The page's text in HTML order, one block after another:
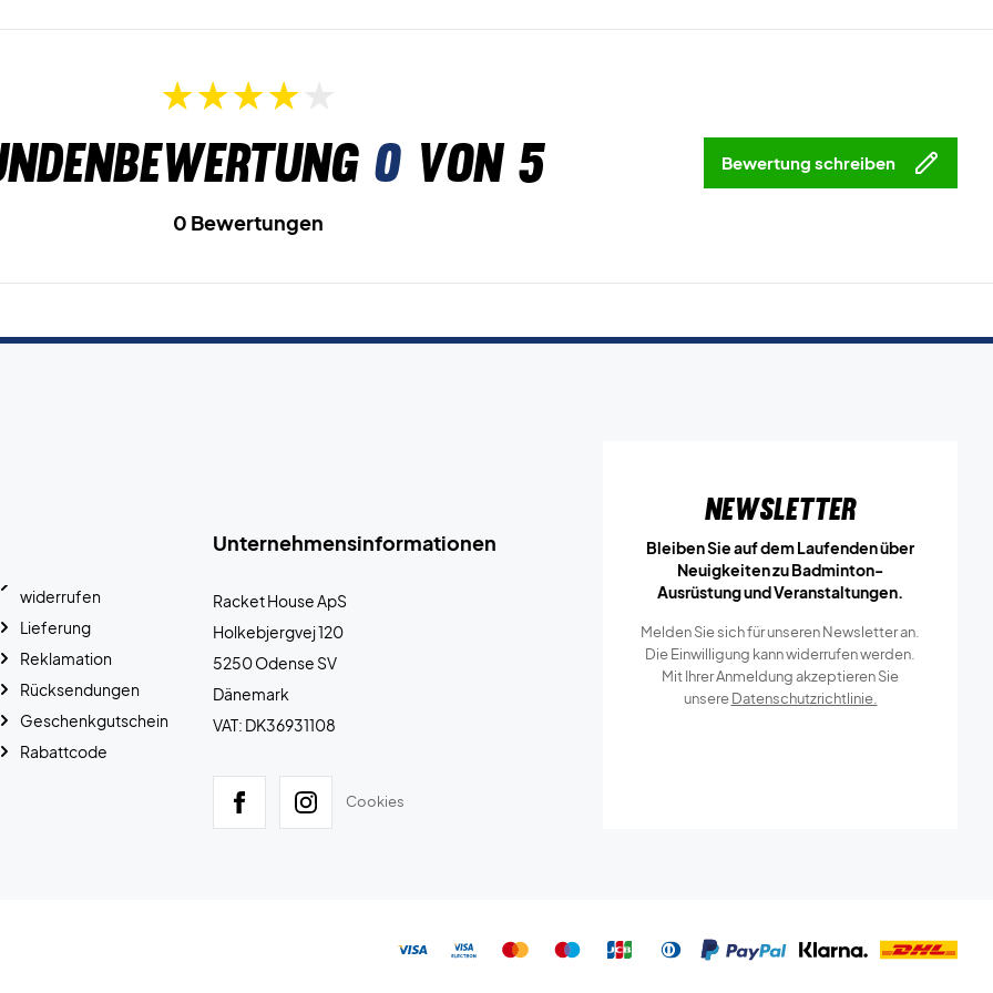
0von 5 Bewertung schreiben
0 Bewertungen
Unternehmensinformationen
Racket House ApS
Holkebjergvej 120
5250 Odense SV
Dänemark
VAT: DK36931108
Cookies
widerrufen
Lieferung
Reklamation
Rücksendungen
Geschenkgutschein
Rabattcode
Newsletter
Bleiben Sie auf dem Laufenden über
Neuigkeiten zu Badminton-
Ausrüstung und Veranstaltungen.
Melden Sie sich für unseren Newsletter an.
Die Einwilligung kann widerrufen werden.
Mit Ihrer Anmeldung akzeptieren Sie
unsereDatenschutzrichtlinie.